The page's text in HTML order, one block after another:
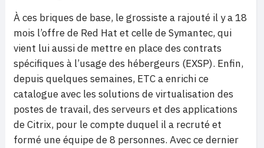
À ces briques de base, le grossiste a rajouté il y a 18
mois l’offre de Red Hat et celle de Symantec, qui
vient lui aussi de mettre en place des contrats
spécifiques à l’usage des hébergeurs (EXSP). Enfin,
depuis quelques semaines, ETC a enrichi ce
catalogue avec les solutions de virtualisation des
postes de travail, des serveurs et des applications
de Citrix, pour le compte duquel il a recruté et
formé une équipe de 8 personnes. Avec ce dernier